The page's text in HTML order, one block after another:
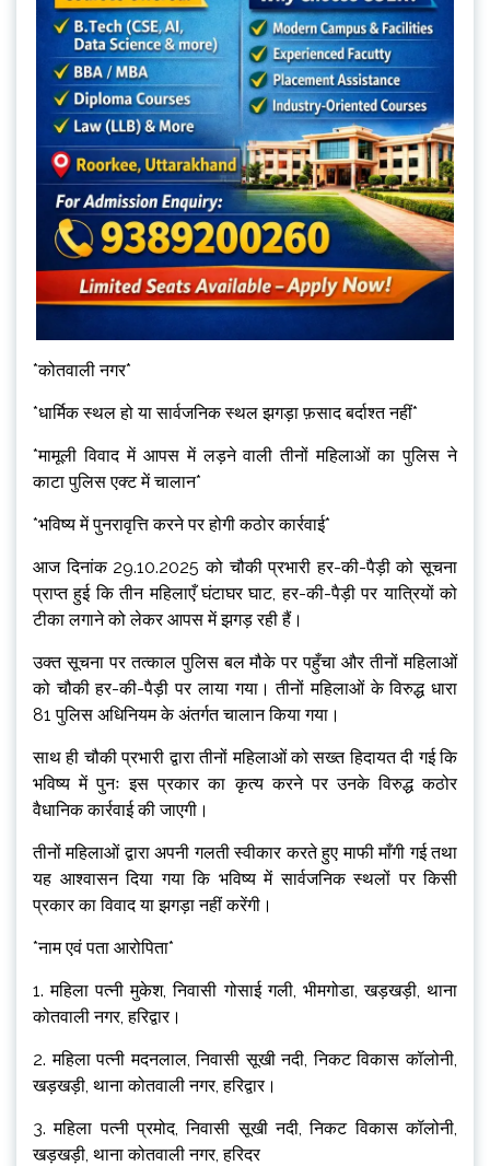
*कोतवाली नगर*
*धार्मिक स्थल हो या सार्वजनिक स्थल झगड़ा फ़साद बर्दाश्त नहीं*
*मामूली विवाद में आपस में लड़ने वाली तीनों महिलाओं का पुलिस ने
काटा पुलिस एक्ट में चालान*
*भविष्य में पुनरावृत्ति करने पर होगी कठोर कार्रवाई*
आज दिनांक 29.10.2025 को चौकी प्रभारी हर-की-पैड़ी को सूचना
प्राप्त हुई कि तीन महिलाएँ घंटाघर घाट, हर-की-पैड़ी पर यात्रियों को
टीका लगाने को लेकर आपस में झगड़ रही हैं।
उक्त सूचना पर तत्काल पुलिस बल मौके पर पहुँचा और तीनों महिलाओं
को चौकी हर-की-पैड़ी पर लाया गया। तीनों महिलाओं के विरुद्ध धारा
81 पुलिस अधिनियम के अंतर्गत चालान किया गया।
साथ ही चौकी प्रभारी द्वारा तीनों महिलाओं को सख्त हिदायत दी गई कि
भविष्य में पुनः इस प्रकार का कृत्य करने पर उनके विरुद्ध कठोर
वैधानिक कार्रवाई की जाएगी।
तीनों महिलाओं द्वारा अपनी गलती स्वीकार करते हुए माफी माँगी गई तथा
यह आश्वासन दिया गया कि भविष्य में सार्वजनिक स्थलों पर किसी
प्रकार का विवाद या झगड़ा नहीं करेंगी।
*नाम एवं पता आरोपिता*
1. महिला पत्नी मुकेश, निवासी गोसाई गली, भीमगोडा, खड़खड़ी, थाना
कोतवाली नगर, हरिद्वार।
2. महिला पत्नी मदनलाल, निवासी सूखी नदी, निकट विकास कॉलोनी,
खड़खड़ी, थाना कोतवाली नगर, हरिद्वार।
3. महिला पत्नी प्रमोद, निवासी सूखी नदी, निकट विकास कॉलोनी,
खड़खड़ी, थाना कोतवाली नगर, हरिदर